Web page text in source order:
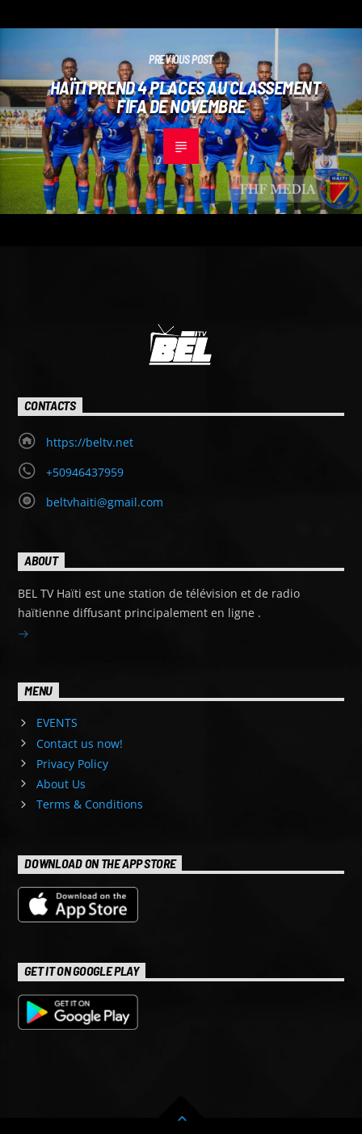
PREVIOUS POST
HAÏTI PREND 4 PLACES AU CLASSEMENT
FIFA DE NOVEMBRE
CONTACTS
https://beltv.net
+50946437959
beltvhaiti@gmail.com
ABOUT
BEL TV Haïti est une station de télévision et de radio
haïtienne diffusant principalement en ligne .
MENU
EVENTS
Contact us now!
Privacy Policy
About Us
Terms & Conditions
DOWNLOAD ON THE APP STORE
GET IT ON GOOGLE PLAY